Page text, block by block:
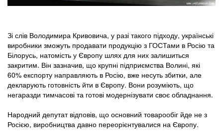
Зі слів Володимира Кривовича, у разі такого підходу, українські
виробники зможуть продавати продукцію з ГОСТами в Росію та
Білорусь, натомість у Європу шлях для них залишиться
закритим. Він зазначив, що крупні підприємства Волині, які
60% експорту направляють в Росію, вже несуть збитки, але
декларують готовність йти в Європу. Вони розуміють, що
негаразди тимчасові та готові модернізувати своє обладнання.
Народний депутат відповів, що основний товарообіг йде не з
Росією, виробництва давно переорієнтувалися на Європу.